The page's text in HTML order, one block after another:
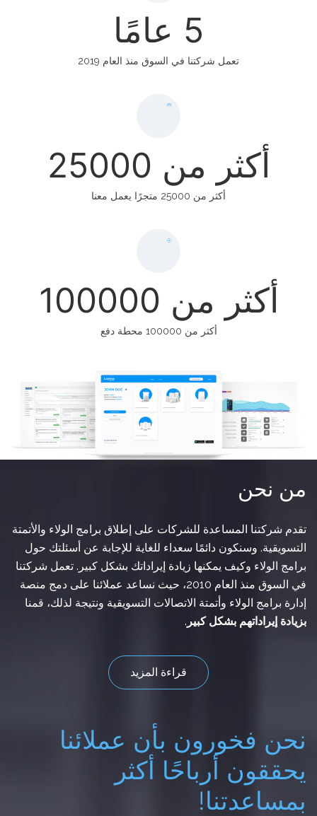
5 عامًا
تعمل شركتنا في السوق منذ العام 2019
أكثر من 25000
أكثر من 25000 متجرًا يعمل معنا
أكثر من 100000
أكثر من 100000 محطة دفع
من نحن
تقدم شركتنا المساعدة للشركات على إطلاق برامج الولاء والأتمتة
التسويقية. وسنكون دائمًا سعداء للغاية للإجابة عن أسئلتك حول
برامج الولاء وكيف يمكنها زيادة إيراداتك بشكل كبير. تعمل شركتنا
في السوق منذ العام 2010، حيث نساعد عملائنا على دمج منصة
إدارة برامج الولاء وأتمتة الاتصالات التسويقية ونتيجة لذلك، قمنا
بزيادة إيراداتهم بشكل كبير .
قراءة المزيد
نحن فخورون بأن عملائنا
يحققون أرباحًا أكثر
بمساعدتنا!